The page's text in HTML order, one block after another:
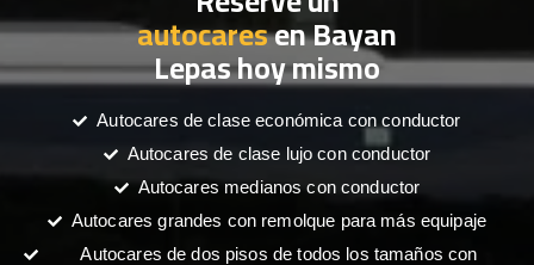
autocaresen Bayan
Lepas hoy mismo
Autocares de clase económica con conductor
Autocares de clase lujo con conductor
Autocares medianos con conductor
Autocares grandes con remolque para más equipaje
Autocares de dos pisos de todos los tamaños con